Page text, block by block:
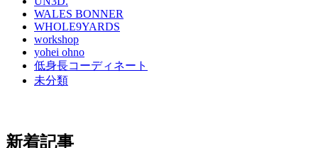
WALES BONNER
WHOLE9YARDS
workshop
yohei ohno
低身長コーディネート
未分類
新着記事